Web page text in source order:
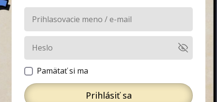
Pamätať si ma
Prihlásiť sa